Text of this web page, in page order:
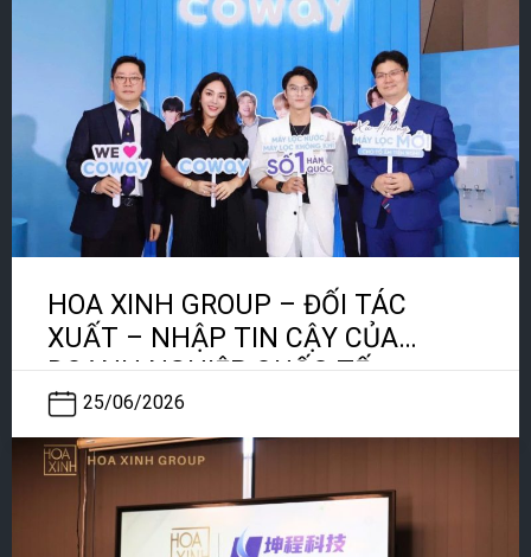
HOA XINH GROUP – ĐỐI TÁC
XUẤT – NHẬP TIN CẬY CỦA
DOANH NGHIỆP QUỐC TẾ
25/06/2026